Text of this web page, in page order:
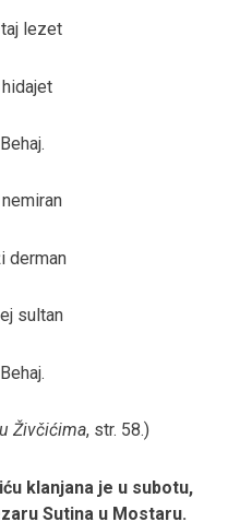
lezet
derman
sultan
Živčićima, str. 58.)
klanjana je u subotu,
Sutina u Mostaru.